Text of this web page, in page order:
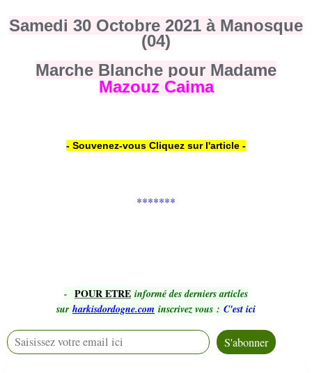
Samedi 30 Octobre 2021 à Manosque
(04)
Marche Blanche pour Madame
Mazouz Caima
- Souvenez-vous Cliquez sur l'article -
*******
- POUR ETRE informé des derniers articles
sur harkisdordogne.com inscrivez vous : C'est ici